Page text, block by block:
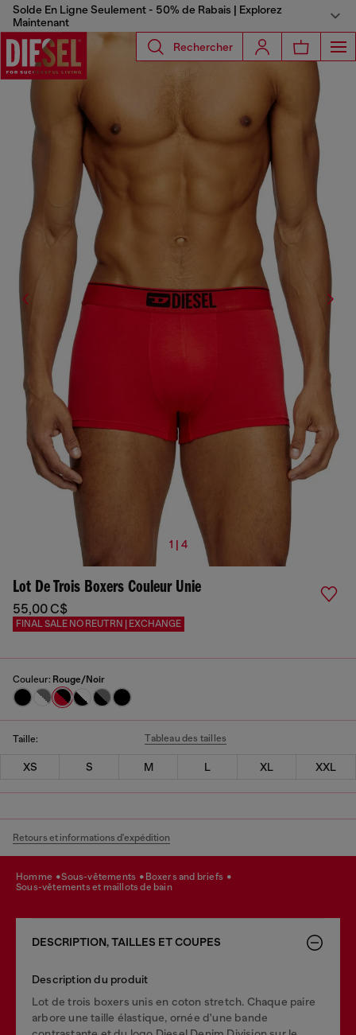
Solde En Ligne Seulement - 50% de Rabais | Explorez
Maintenant
Rechercher
1 | 4
Lot De Trois Boxers Couleur Unie
55,00 C$
FINAL SALE NO REUTRN | EXCHANGE
Couleur: Rouge/Noir
Taille: Tableau des tailles
XS S M L XL XXL
Retours et informations d'expédition
homme sous-vêtements
boxers and briefs
sous-vêtements et maillots de bain
DESCRIPTION, TAILLES ET COUPES
Description du produit
Lot de trois boxers unis en coton stretch. Chaque paire
arbore une taille élastique, ornée d'une bande